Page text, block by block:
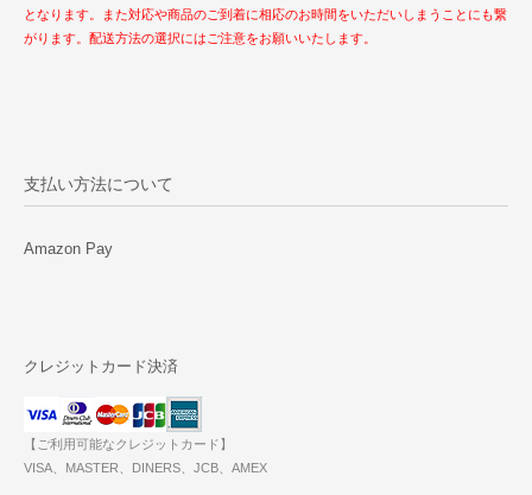
となります。また対応や商品のご到着に相応のお時間をいただいしまうことにも繋
がります。配送方法の選択にはご注意をお願いいたします。
支払い方法について
Amazon Pay
クレジットカード決済
【ご利用可能なクレジットカード】
VISA、MASTER、DINERS、JCB、AMEX